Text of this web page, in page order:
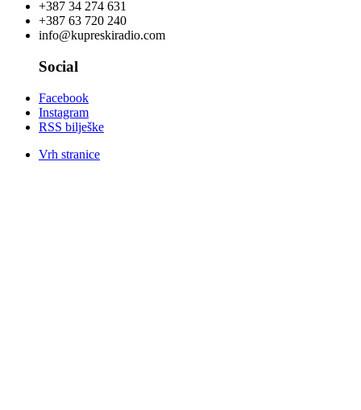
+387 34 274 631
+387 63 720 240
info@kupreskiradio.com
Social
Facebook
Instagram
RSS bilješke
Vrh stranice